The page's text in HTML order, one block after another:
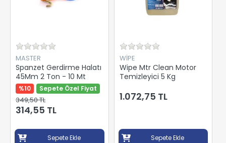
MASTER
Spanzet Gerdirme Halatı
45Mm 2 Ton - 10 Mt
%10 Sepete Özel Fiyat
349,50 TL
314,55 TL
Sepete Ekle
WİPE
Wipe Mtr Clean Motor
Temizleyici 5 Kg
1.072,75 TL
Sepete Ekle